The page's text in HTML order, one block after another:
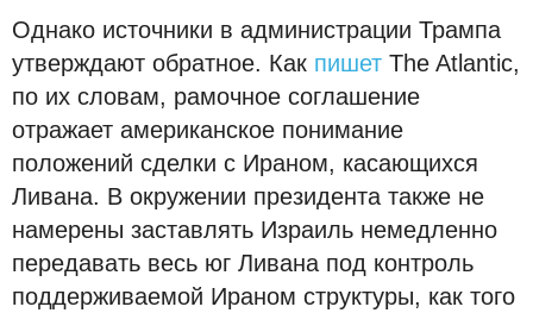
Однако источники в администрации Трампа
утверждают обратное. Как пишет The Atlantic,
по их словам, рамочное соглашение
отражает американское понимание
положений сделки с Ираном, касающихся
Ливана. В окружении президента также не
намерены заставлять Израиль немедленно
передавать весь юг Ливана под контроль
поддерживаемой Ираном структуры, как того